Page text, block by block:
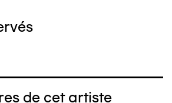
de cet artiste